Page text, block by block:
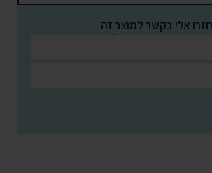
חזרו אלי בקשר למוצר זה
ונציגינו יחזרו אליכם בהקדם